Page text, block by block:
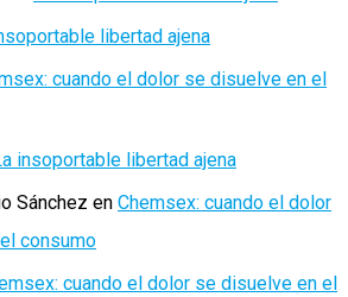
libertad ajena
cuando el dolor se disuelve en el
insoportable libertad ajena
Sánchez en Chemsex: cuando el dolor
consumo
cuando el dolor se disuelve en el